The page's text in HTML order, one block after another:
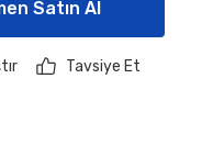
Satın Al
Tavsiye Et